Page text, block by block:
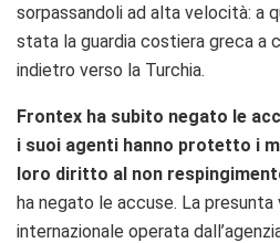
sorpassandoli ad alta velocità: a
stata la guardia costiera greca a
indietro verso la Turchia.
Frontex ha subito negato le
i suoi agenti hanno protetto i
loro diritto al non
ha negato le accuse. La
internazionale operata